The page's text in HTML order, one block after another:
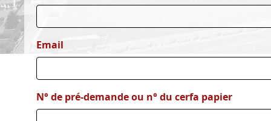
Email
N° de pré-demande ou n° du cerfa papier